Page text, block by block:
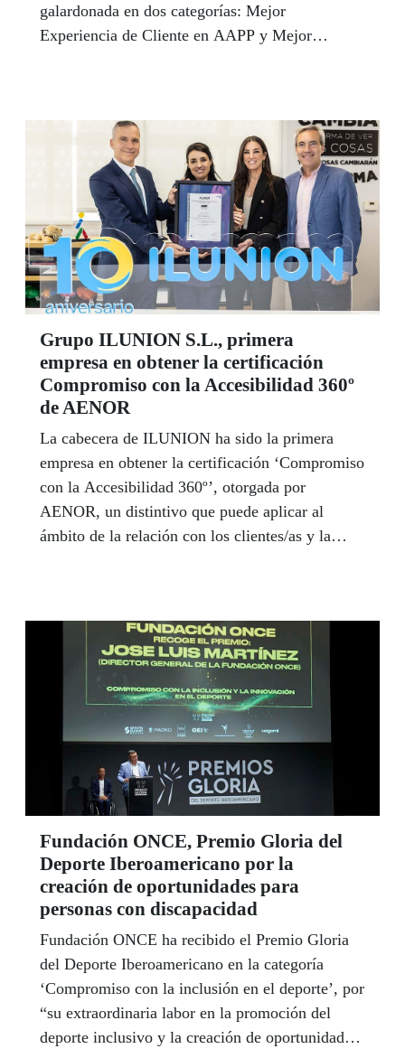
galardonada en dos categorías: Mejor
Experiencia de Cliente en AAPP y Mejor
Grupo ILUNION S.L., primera
empresa en obtener la certificación
Compromiso con la Accesibilidad 360º
de AENOR
La cabecera de ILUNION ha sido la primera
empresa en obtener la certificación ‘Compromiso
con la Accesibilidad 360º’, otorgada por
AENOR, un distintivo que puede aplicar al
ámbito de la relación con los clientes/as y la
Fundación ONCE, Premio Gloria del
Deporte Iberoamericano por la
creación de oportunidades para
personas con discapacidad
Fundación ONCE ha recibido el Premio Gloria
del Deporte Iberoamericano en la categoría
‘Compromiso con la inclusión en el deporte’, por
“su extraordinaria labor en la promoción del
deporte inclusivo y la creación de oportunidades